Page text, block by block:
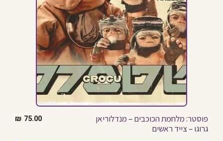
פוסטר: מלחמת הכוכבים – מנדלוריאן
גרוגו – צייד ראשים
75.00
₪